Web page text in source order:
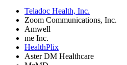
Teladoc Health, Inc.
Zoom Communications, Inc.
Amwell
me Inc.
HealthPlix
Aster DM Healthcare